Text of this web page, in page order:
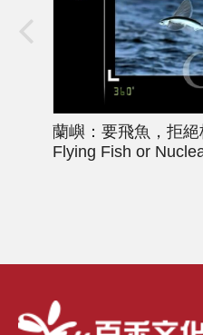
蘭嶼：要飛魚，拒
Flying Fish or